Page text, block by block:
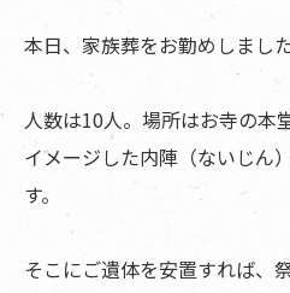
本日、家族葬をお勤めしました
人数は10人。場所はお寺の本
イメージした内陣（ないじん
す。
そこにご遺体を安置すれば、